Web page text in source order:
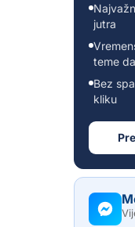
jutra
teme
Bez
kliku